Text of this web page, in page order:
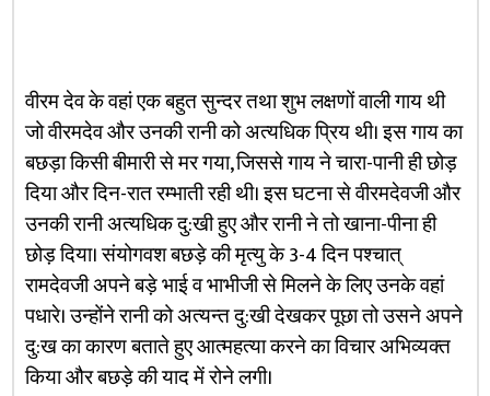
वीरम देव के वहां एक बहुत सुन्दर तथा शुभ लक्षणों वाली गाय थी
जो वीरमदेव और उनकी रानी को अत्यधिक प्रिय थी। इस गाय का
बछड़ा किसी बीमारी से मर गया, जिससे गाय ने चारा-पानी ही छोड़
दिया और दिन-रात रम्भाती रही थी। इस घटना से वीरमदेवजी और
उनकी रानी अत्यधिक दु:खी हुए और रानी ने तो खाना-पीना ही
छोड़ दिया। संयोगवश बछड़े की मृत्यु के 3-4 दिन पश्चात्
रामदेवजी अपने बड़े भाई व भाभीजी से मिलने के लिए उनके वहां
पधारे। उन्होंने रानी को अत्यन्त दु:खी देखकर पूछा तो उसने अपने
दु:ख का कारण बताते हुए आत्महत्या करने का विचार अभिव्यक्त
किया और बछड़े की याद में रोने लगी।